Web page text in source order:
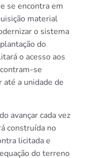
se encontra em
material
o sistema
do
o acesso aos
se
a unidade de
avançar cada vez
construída no
licitada e
do terreno